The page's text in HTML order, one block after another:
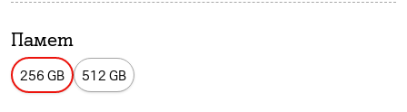
Памет
256 GB 512 GB